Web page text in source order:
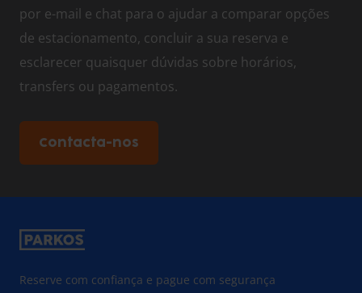
por e-mail e chat para o ajudar a comparar opções
de estacionamento, concluir a sua reserva e
esclarecer quaisquer dúvidas sobre horários,
transfers ou pagamentos.
Contacta-nos
Reserve com confiança e pague com segurança